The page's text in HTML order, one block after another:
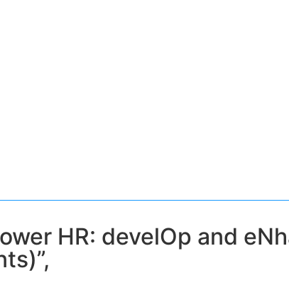
HR: develOp and